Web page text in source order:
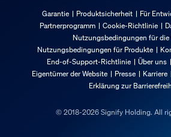
Garantie Produktsicherheit Für
Partnerprogramm
Cookie-Richtlinie
Nutzungsbedingungen für die
Nutzungsbedingungen für Produkte
End-of-Support-Richtlinie
Über uns
Eigentümer der Website
Presse Karriere
Erklärung zur
© 2018-2026 Signify Holding. All